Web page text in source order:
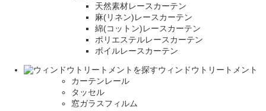
天然素材レースカーテン
麻(リネン)レースカーテン
綿(コットン)レースカーテン
ポリエステルレースカーテン
ボイルレースカーテン
ウィンドウトリートメント
カーテンレール
タッセル
窓ガラスフィルム